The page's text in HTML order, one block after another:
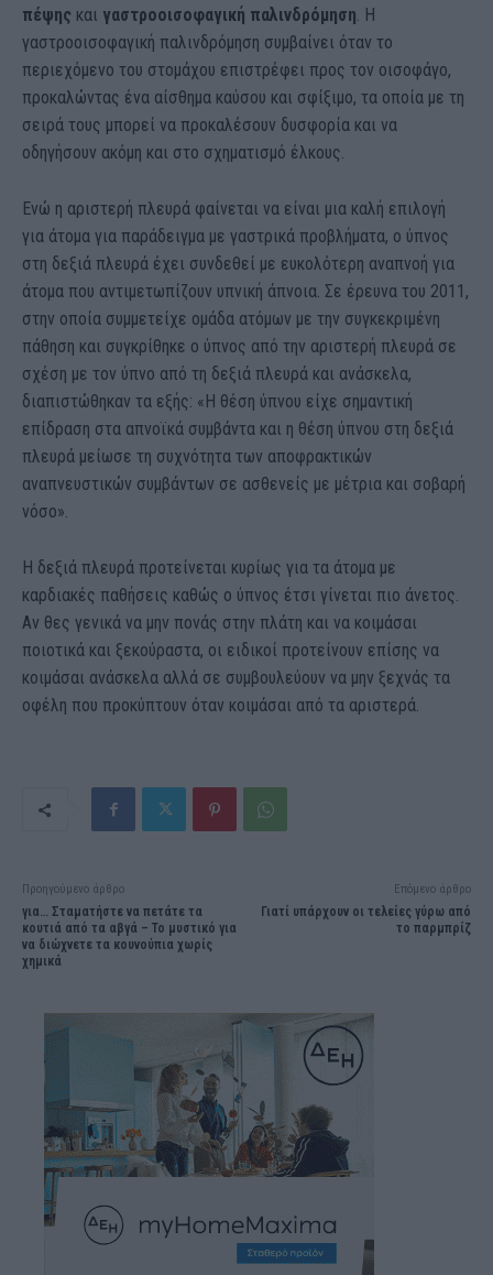
πέψης και γαστροοισοφαγική παλινδρόμηση. Η
γαστροοισοφαγική παλινδρόμηση συμβαίνει όταν το
περιεχόμενο του στομάχου επιστρέφει προς τον οισοφάγο,
προκαλώντας ένα αίσθημα καύσου και σφίξιμο, τα οποία με τη
σειρά τους μπορεί να προκαλέσουν δυσφορία και να
οδηγήσουν ακόμη και στο σχηματισμό έλκους.
Ενώ η αριστερή πλευρά φαίνεται να είναι μια καλή επιλογή
για άτομα για παράδειγμα με γαστρικά προβλήματα, ο ύπνος
στη δεξιά πλευρά έχει συνδεθεί με ευκολότερη αναπνοή για
άτομα που αντιμετωπίζουν υπνική άπνοια. Σε έρευνα του 2011,
στην οποία συμμετείχε ομάδα ατόμων με την συγκεκριμένη
πάθηση και συγκρίθηκε ο ύπνος από την αριστερή πλευρά σε
σχέση με τον ύπνο από τη δεξιά πλευρά και ανάσκελα,
διαπιστώθηκαν τα εξής: «Η θέση ύπνου είχε σημαντική
επίδραση στα απνοϊκά συμβάντα και η θέση ύπνου στη δεξιά
πλευρά μείωσε τη συχνότητα των αποφρακτικών
αναπνευστικών συμβάντων σε ασθενείς με μέτρια και σοβαρή
νόσο».
Η δεξιά πλευρά προτείνεται κυρίως για τα άτομα με
καρδιακές παθήσεις καθώς ο ύπνος έτσι γίνεται πιο άνετος.
Αν θες γενικά να μην πονάς στην πλάτη και να κοιμάσαι
ποιοτικά και ξεκούραστα, οι ειδικοί προτείνουν επίσης να
κοιμάσαι ανάσκελα αλλά σε συμβουλεύουν να μην ξεχνάς τα
οφέλη που προκύπτουν όταν κοιμάσαι από τα αριστερά.
Προηγούμενο άρθρο
για… Σταματήστε να πετάτε τα
κουτιά από τα αβγά – Το μυστικό για
να διώχνετε τα κουνούπια χωρίς
χημικά
Επόμενο άρθρο
Γιατί υπάρχουν οι τελείες γύρω από
το παρμπρίζ